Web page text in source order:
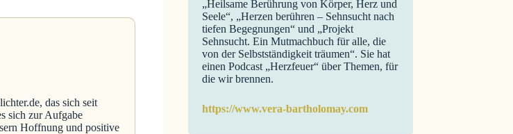
das sich seit
sich zur Aufgabe
Hoffnung und positive
„Heilsame Berührung von Körper, Herz und
Seele“, „Herzen berühren – Sehnsucht nach
tiefen Begegnungen“ und „Projekt
Sehnsucht. Ein Mutmachbuch für alle, die
von der Selbstständigkeit träumen“. Sie hat
einen Podcast „Herzfeuer“ über Themen, für
die wir brennen.
https://www.vera-bartholomay.com